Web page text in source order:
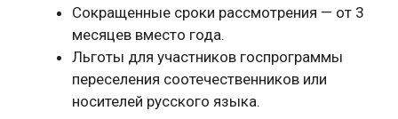
Сокращенные сроки рассмотрения — от 3
месяцев вместо года.
Льготы для участников госпрограммы
переселения соотечественников или
носителей русского языка.